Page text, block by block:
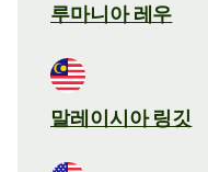
루마니아 레우
말레이시아 링깃